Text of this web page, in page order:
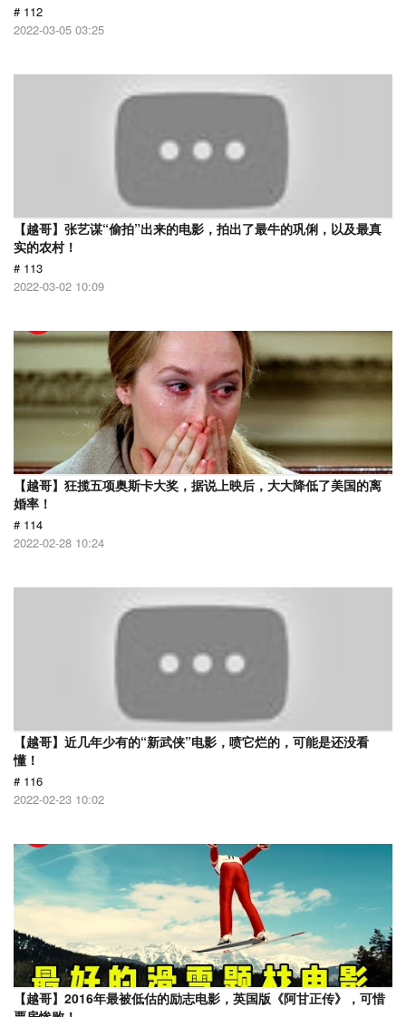
# 112
2022-03-05 03:25
【越哥】张艺谋“偷拍”出来的电影，拍出了最牛的巩俐，以及最真
实的农村！
# 113
2022-03-02 10:09
【越哥】狂揽五项奥斯卡大奖，据说上映后，大大降低了美国的离
婚率！
# 114
2022-02-28 10:24
【越哥】近几年少有的“新武侠”电影，喷它烂的，可能是还没看
懂！
# 116
2022-02-23 10:02
【越哥】2016年最被低估的励志电影，英国版《阿甘正传》，可惜